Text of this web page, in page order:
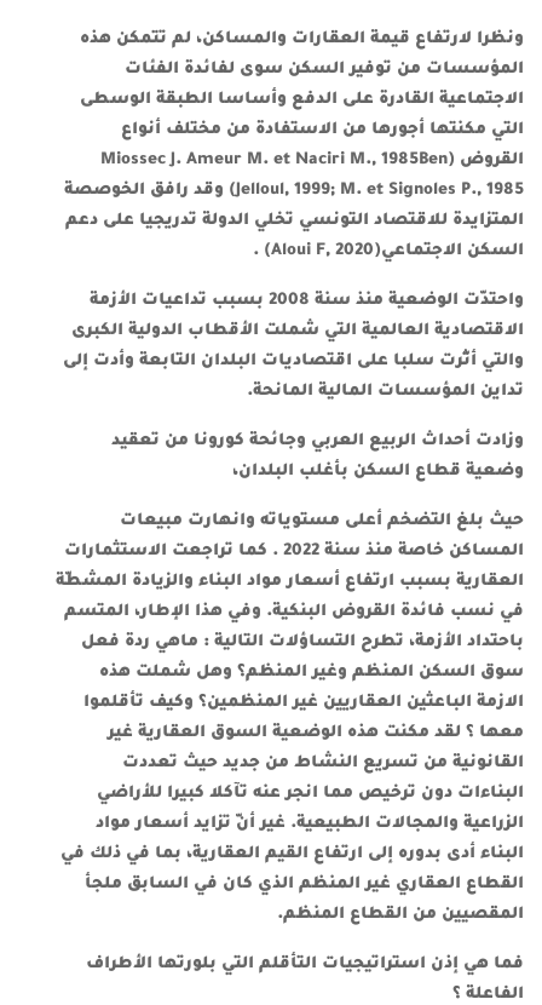
ونظرا لارتفاع قيمة العقارات والمساكن، لم تتمكن هذه
المؤسسات من توفير السكن سوى لفائدة الفئات
الاجتماعية القادرة على الدفع وأساسا الطبقة الوسطى
التي مكنتها أجورها من الاستفادة من مختلف أنواع
القروض (Miossec J. Ameur M. et Naciri M., 1985Ben
Jelloul, 1999; M. et Signoles P., 1985) وقد رافق الخوصصة
المتزايدة للاقتصاد التونسي تخلي الدولة تدريجيا على دعم
السكن الاجتماعي(Aloui F, 2020) .
واحتدّت الوضعية منذ سنة 2008 بسبب تداعيات الأزمة
الاقتصادية العالمية التي شملت الأقطاب الدولية الكبرى
والتي أثّرت سلبا على اقتصاديات البلدان التابعة وأدت إلى
تداين المؤسسات المالية المانحة.
وزادت أحداث الربيع العربي وجائحة كورونا من تعقيد
وضعية قطاع السكن بأغلب البلدان،
حيث بلغ التضخم أعلى مستوياته وانهارت مبيعات
المساكن خاصة منذ سنة 2022 . كما تراجعت الاستثمارات
العقارية بسبب ارتفاع أسعار مواد البناء والزيادة المشطّة
في نسب فائدة القروض البنكية. وفي هذا الإطار، المتسم
باحتداد الأزمة، تطرح التساؤلات التالية : ماهي ردة فعل
سوق السكن المنظم وغير المنظم؟ وهل شملت هذه
الازمة الباعثين العقاريين غير المنظمين؟ وكيف تأقلموا
معها ؟ لقد مكنت هذه الوضعية السوق العقارية غير
القانونية من تسريع النشاط من جديد حيث تعددت
البناءات دون ترخيص مما انجر عنه تآكلا كبيرا للأراضي
الزراعية والمجالات الطبيعية. غير أنّ تزايد أسعار مواد
البناء أدى بدوره إلى ارتفاع القيم العقارية، بما في ذلك في
القطاع العقاري غير المنظم الذي كان في السابق ملجأ
المقصيين من القطاع المنظم.
فما هي إذن استراتيجيات التأقلم التي بلورتها الأطراف
الفاعلة ؟